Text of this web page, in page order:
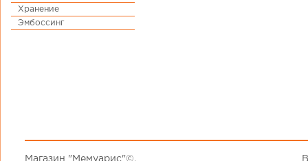
Хранение
Эмбоссинг
Магазин "Мемуарис"©.